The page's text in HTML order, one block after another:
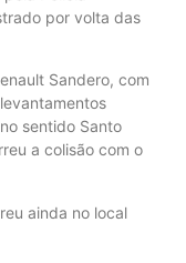
por volta das
Sandero, com
sentido Santo
a colisão com o
ainda no local